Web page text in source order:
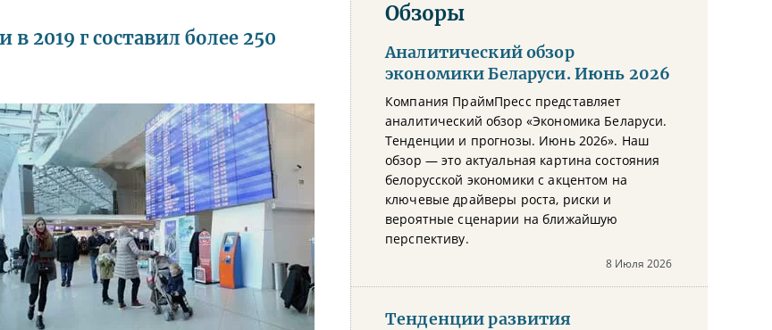
в 2019 г составил более 250
Обзоры
Аналитический обзор
экономики Беларуси. Июнь 2026
Компания ПраймПресс представляет
аналитический обзор «Экономика Беларуси.
Тенденции и прогнозы. Июнь 2026». Наш
обзор — это актуальная картина состояния
белорусской экономики с акцентом на
ключевые драйверы роста, риски и
вероятные сценарии на ближайшую
перспективу.
8 Июля 2026
Тенденции развития